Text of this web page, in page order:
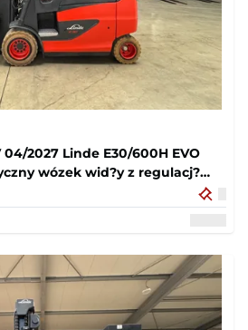
04/2027 Linde E30/600H EVO
wózek wid?y z regulacj?
godz.